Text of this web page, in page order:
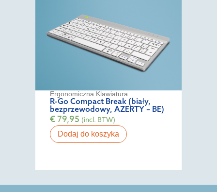
Ergonomiczna Klawiatura
R-Go Compact Break (biały,
bezprzewodowy, AZERTY – BE)
€79,95 (incl. BTW)
Dodaj do koszyka